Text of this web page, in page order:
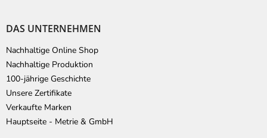
DAS UNTERNEHMEN
Nachhaltige Online Shop
Nachhaltige Produktion
100-jährige Geschichte
Unsere Zertifikate
Verkaufte Marken
Hauptseite - Metrie & GmbH